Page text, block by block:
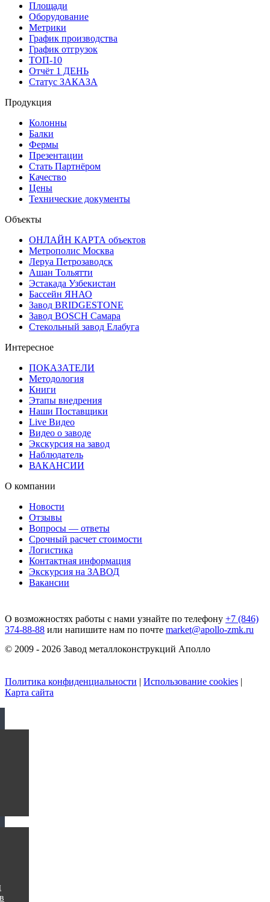
Площади
Оборудование
Метрики
График производства
График отгрузок
ТОП-10
Отчёт 1 ДЕНЬ
Статус ЗАКАЗА
Продукция
Колонны
Балки
Фермы
Презентации
Стать Партнёром
Качество
Цены
Технические документы
Объекты
ОНЛАЙН КАРТА объектов
Метрополис Москва
Леруа Петрозаводск
Ашан Тольятти
Эстакада Узбекистан
Бассейн ЯНАО
Завод BRIDGESTONE
Завод BOSCH Самара
Стекольный завод Елабуга
Интересное
ПОКАЗАТЕЛИ
Методология
Книги
Этапы внедрения
Наши Поставщики
Live Видео
Видео о заводе
Экскурсия на завод
Наблюдатель
ВАКАНСИИ
О компании
Новости
Отзывы
Вопросы — ответы
Срочный расчет стоимости
Логистика
Контактная информация
Экскурсия на ЗАВОД
Вакансии
О возможностях работы с нами узнайте по телефону +7 (846)
374-88-88 или напишите нам по почте market@apollo-zmk.ru
© 2009 - 2026 Завод металлоконструкций Аполло
Политика конфиденциальности | Использование cookies |
Карта сайта